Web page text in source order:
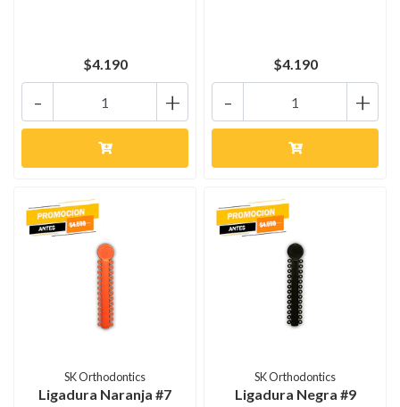
$4.190
+
-
$4.190
+
-
SK Orthodontics
Ligadura Naranja #7
SK Orthodontics
Ligadura Negra #9